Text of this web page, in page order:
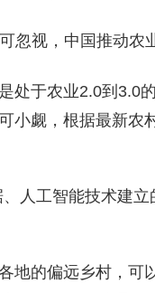
处于农业2.0到3.0
小觑，根据最新农
人工智能技术建
地的偏远乡村，可